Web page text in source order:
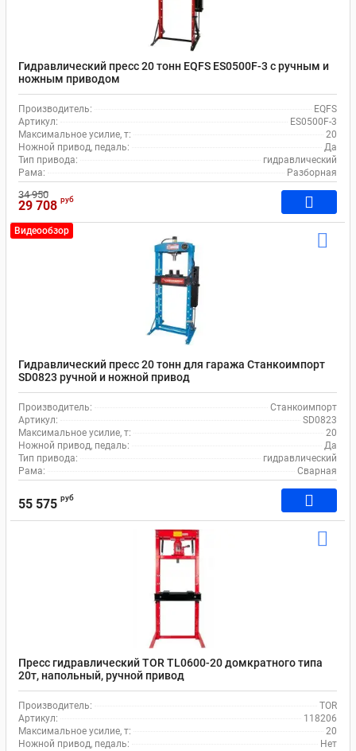
Гидравлический пресс 20 тонн EQFS ES0500F-3 с ручным и
ножным приводом
Производитель:
EQFS
Артикул:
ES0500F-3
Максимальное усилие, т:
20
Ножной привод, педаль:
Да
Тип привода:
гидравлический
Рама:
Разборная
34 950
29 708 руб
Видеообзор
Гидравлический пресс 20 тонн для гаража Станкоимпорт
SD0823 ручной и ножной привод
Производитель:
Станкоимпорт
Артикул:
SD0823
Максимальное усилие, т:
20
Ножной привод, педаль:
Да
Тип привода:
гидравлический
Рама:
Сварная
55 575 руб
Пресс гидравлический TOR TL0600-20 домкратного типа
20т, напольный, ручной привод
Производитель:
TOR
Артикул:
118206
Максимальное усилие, т:
20
Ножной привод, педаль:
Нет